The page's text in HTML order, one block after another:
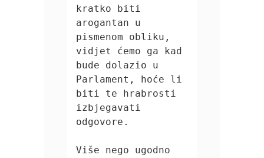
kratko biti
arogantan u
pismenom obliku,
vidjet ćemo ga kad
bude dolazio u
Parlament, hoće li
biti te hrabrosti
izbjegavati
odgovore.
Više nego ugodno